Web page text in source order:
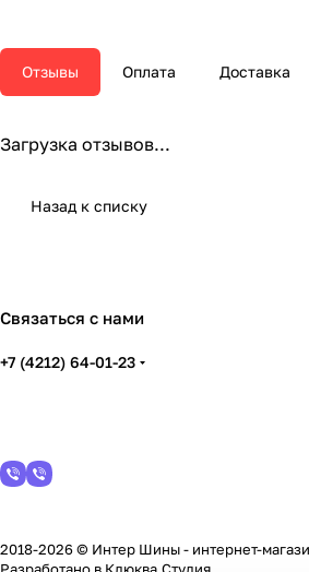
Отзывы Оплата Доставка
Загрузка отзывов...
Назад к списку
Связаться с нами
+7 (4212) 64-01-23
2018-2026 © Интер Шины - интернет-